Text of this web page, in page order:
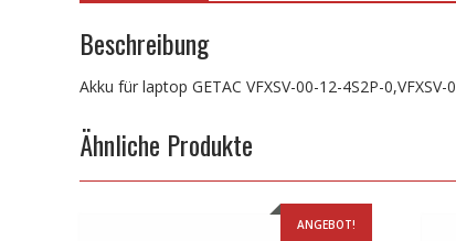
Beschreibung
Akku für laptop GETAC VFXSV-00-12-4S2P-0,VFXSV-0
Ähnliche Produkte
ANGEBOT!